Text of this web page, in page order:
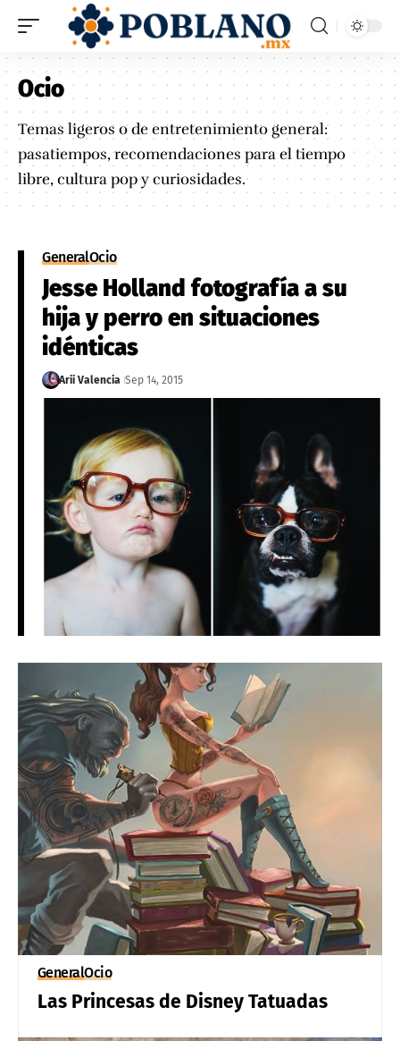
Ocio
Temas ligeros o de entretenimiento general:
pasatiempos, recomendaciones para el tiempo
libre, cultura pop y curiosidades.
GeneralOcio
Jesse Holland fotografía a su
hija y perro en situaciones
idénticas
Arii Valencia Sep 14, 2015
GeneralOcio
Las Princesas de Disney Tatuadas